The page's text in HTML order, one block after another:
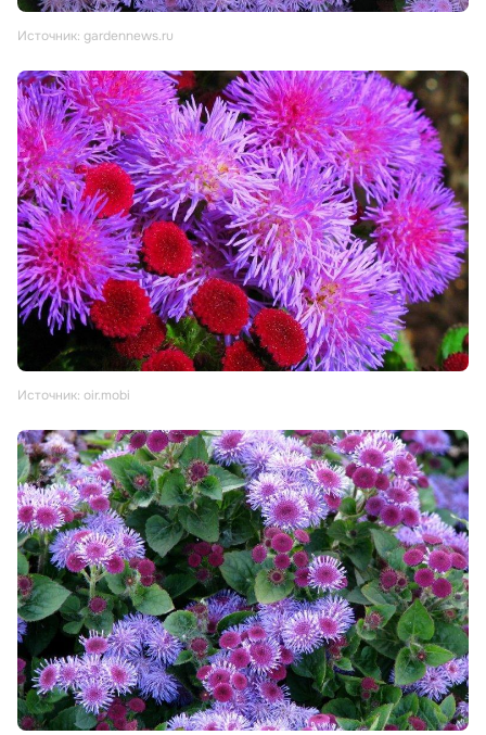
Источник: gardennews.ru
Источник: oir.mobi